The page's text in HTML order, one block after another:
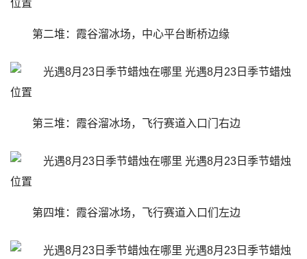
第二堆：霞谷溜冰场，中心平台断桥边缘
第三堆：霞谷溜冰场，飞行赛道入口门右边
第四堆：霞谷溜冰场，飞行赛道入口们左边